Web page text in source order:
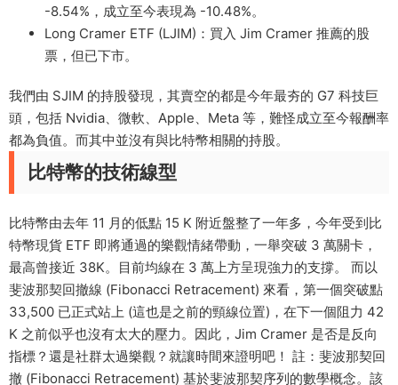
-8.54%，成立至今表現為 -10.48%。
Long Cramer ETF (LJIM)：買入 Jim Cramer 推薦的股
票，但已下市。
我們由 SJIM 的持股發現，其賣空的都是今年最夯的 G7 科技巨
頭，包括 Nvidia、微軟、Apple、Meta 等，難怪成立至今報酬率
都為負值。而其中並沒有與比特幣相關的持股。
比特幣的技術線型
比特幣由去年 11 月的低點 15 K 附近盤整了一年多，今年受到比
特幣現貨 ETF 即將通過的樂觀情緒帶動，一舉突破 3 萬關卡，
最高曾接近 38K。目前均線在 3 萬上方呈現強力的支撐。 而以
斐波那契回撤線 (Fibonacci Retracement) 來看，第一個突破點
33,500 已正式站上 (這也是之前的頸線位置)，在下一個阻力 42
K 之前似乎也沒有太大的壓力。因此，Jim Cramer 是否是反向
指標？還是社群太過樂觀？就讓時間來證明吧！ 註：斐波那契回
撤 (Fibonacci Retracement) 基於斐波那契序列的數學概念。該